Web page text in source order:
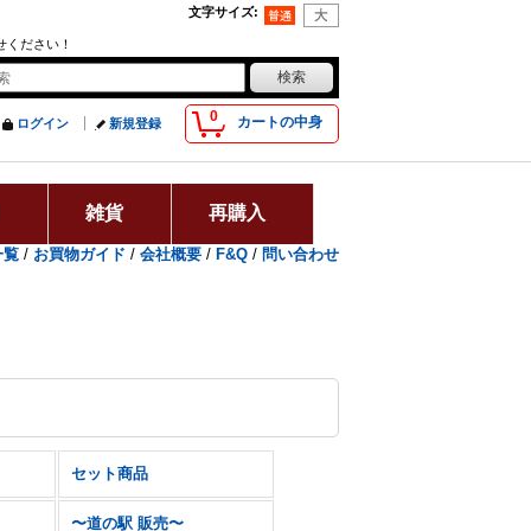
ださい！
文字サイズ:
0 カートの中身
ログイン 新規登録
雑貨 再購入
覧 / お買物ガイド / 会社概要 / F&Q / 問い合わせ
セット商品
〜道の駅 販売〜